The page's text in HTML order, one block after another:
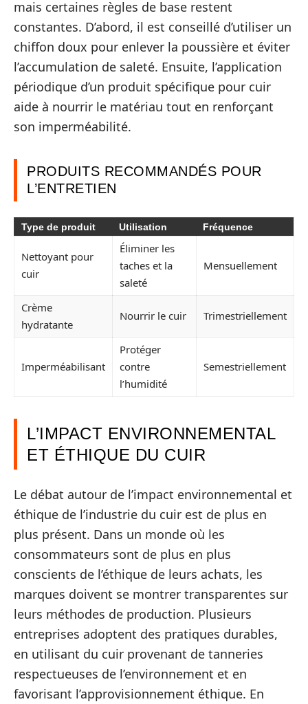
mais certaines règles de base restent
constantes. D’abord, il est conseillé d’utiliser un
chiffon doux pour enlever la poussière et éviter
l’accumulation de saleté. Ensuite, l’application
périodique d’un produit spécifique pour cuir
aide à nourrir le matériau tout en renforçant
son imperméabilité.
PRODUITS RECOMMANDÉS POUR
L’ENTRETIEN
Type de produit Utilisation Fréquence
Nettoyant pour
cuir
Éliminer les
taches et la
saleté
Mensuellement
Crème
hydratante
Nourrir le cuir Trimestriellement
Imperméabilisant
Protéger
contre
l’humidité
Semestriellement
L’IMPACT ENVIRONNEMENTAL
ET ÉTHIQUE DU CUIR
Le débat autour de l’impact environnemental et
éthique de l’industrie du cuir est de plus en
plus présent. Dans un monde où les
consommateurs sont de plus en plus
conscients de l’éthique de leurs achats, les
marques doivent se montrer transparentes sur
leurs méthodes de production. Plusieurs
entreprises adoptent des pratiques durables,
en utilisant du cuir provenant de tanneries
respectueuses de l’environnement et en
favorisant l’approvisionnement éthique. En